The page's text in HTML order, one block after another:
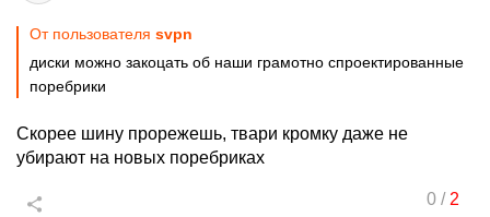
От пользователя svpn
диски можно закоцать об наши грамотно спроектированные
поребрики
Скорее шину прорежешь, твари кромку даже не
убирают на новых поребриках
0/ 2